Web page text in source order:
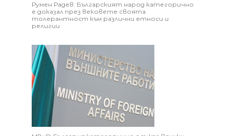
Румен Радев: Българският народ категорично
е доказал през вековете своята
толерантност към различни етноси и
религии